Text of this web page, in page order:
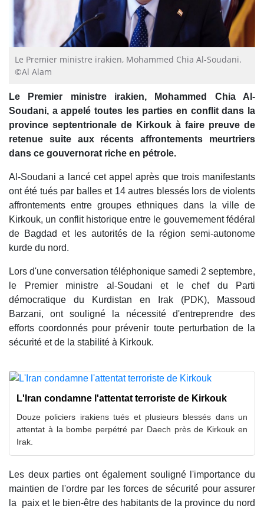
Le Premier ministre irakien, Mohammed Chia Al-Soudani.
©Al Alam
Le Premier ministre irakien, Mohammed Chia Al-
Soudani, a appelé toutes les parties en conflit dans la
province septentrionale de Kirkouk à faire preuve de
retenue suite aux récents affrontements meurtriers
dans ce gouvernorat riche en pétrole.
Al-Soudani a lancé cet appel après que trois manifestants
ont été tués par balles et 14 autres blessés lors de violents
affrontements entre groupes ethniques dans la ville de
Kirkouk, un conflit historique entre le gouvernement fédéral
de Bagdad et les autorités de la région semi-autonome
kurde du nord.
Lors d'une conversation téléphonique samedi 2 septembre,
le Premier ministre al-Soudani et le chef du Parti
démocratique du Kurdistan en Irak (PDK), Massoud
Barzani, ont souligné la nécessité d'entreprendre des
efforts coordonnés pour prévenir toute perturbation de la
sécurité et de la stabilité à Kirkouk.
L'Iran condamne l'attentat terroriste de Kirkouk
Douze policiers irakiens tués et plusieurs blessés dans un
attentat à la bombe perpétré par Daech près de Kirkouk en
Irak.
Les deux parties ont également souligné l'importance du
maintien de l'ordre par les forces de sécurité pour assurer
la paix et le bien-être des habitants de la province du nord